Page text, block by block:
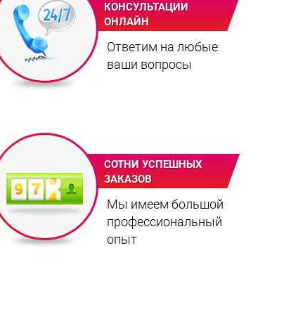
КОНСУЛЬТАЦИИ
ОНЛАЙН
Ответим на любые
ваши вопросы
СОТНИ УСПЕШНЫХ
ЗАКАЗОВ
Мы имеем большой
профессиональный
опыт